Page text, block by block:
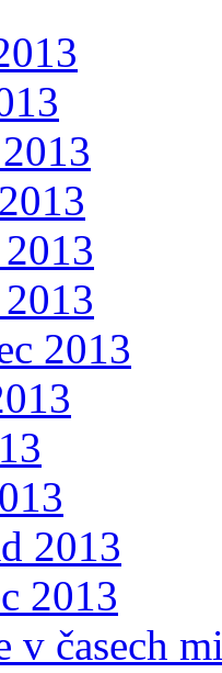
2013
2013
2013
v časech